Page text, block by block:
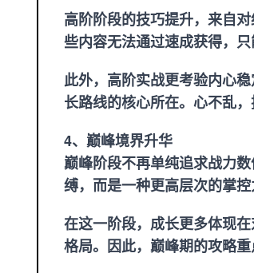
高阶阶段的技巧提升，来自
些内容无法通过速成获得，
此外，高阶实战更考验内心
长路线的核心所在。心不乱
4、巅峰境界升华
巅峰阶段不再单纯追求战力
缚，而是一种更高层次的掌
在这一阶段，成长更多体现
格局。因此，巅峰期的攻略